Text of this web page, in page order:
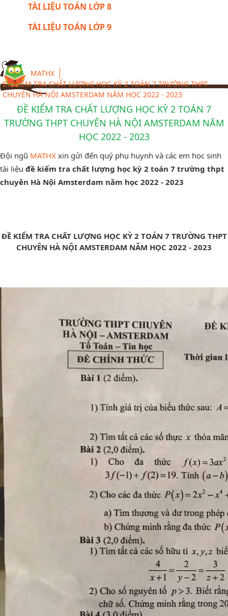
TÀI LIỆU TOÁN LỚP 8
TÀI LIỆU TOÁN LỚP 9
MATHX
ĐỀ KIỂM TRA CHẤT LƯỢNG HỌC KỲ 2 TOÁN 7 TRƯỜNG THPT
CHUYÊN HÀ NỘI AMSTERDAM NĂM HỌC 2022 - 2023
ĐỀ KIỂM TRA CHẤT LƯỢNG HỌC KỲ 2 TOÁN 7
TRƯỜNG THPT CHUYÊN HÀ NỘI AMSTERDAM NĂM
HỌC 2022 - 2023
Đội ngũ MATHX xin gửi đến quý phụ huynh và các em học sinh
tài liệu đề kiểm tra chất lượng học kỳ 2 toán 7 trường thpt
chuyên Hà Nội Amsterdam năm học 2022 - 2023
ĐỀ KIỂM TRA CHẤT LƯỢNG HỌC KỲ 2 TOÁN 7 TRƯỜNG THPT
CHUYÊN HÀ NỘI AMSTERDAM NĂM HỌC 2022 - 2023